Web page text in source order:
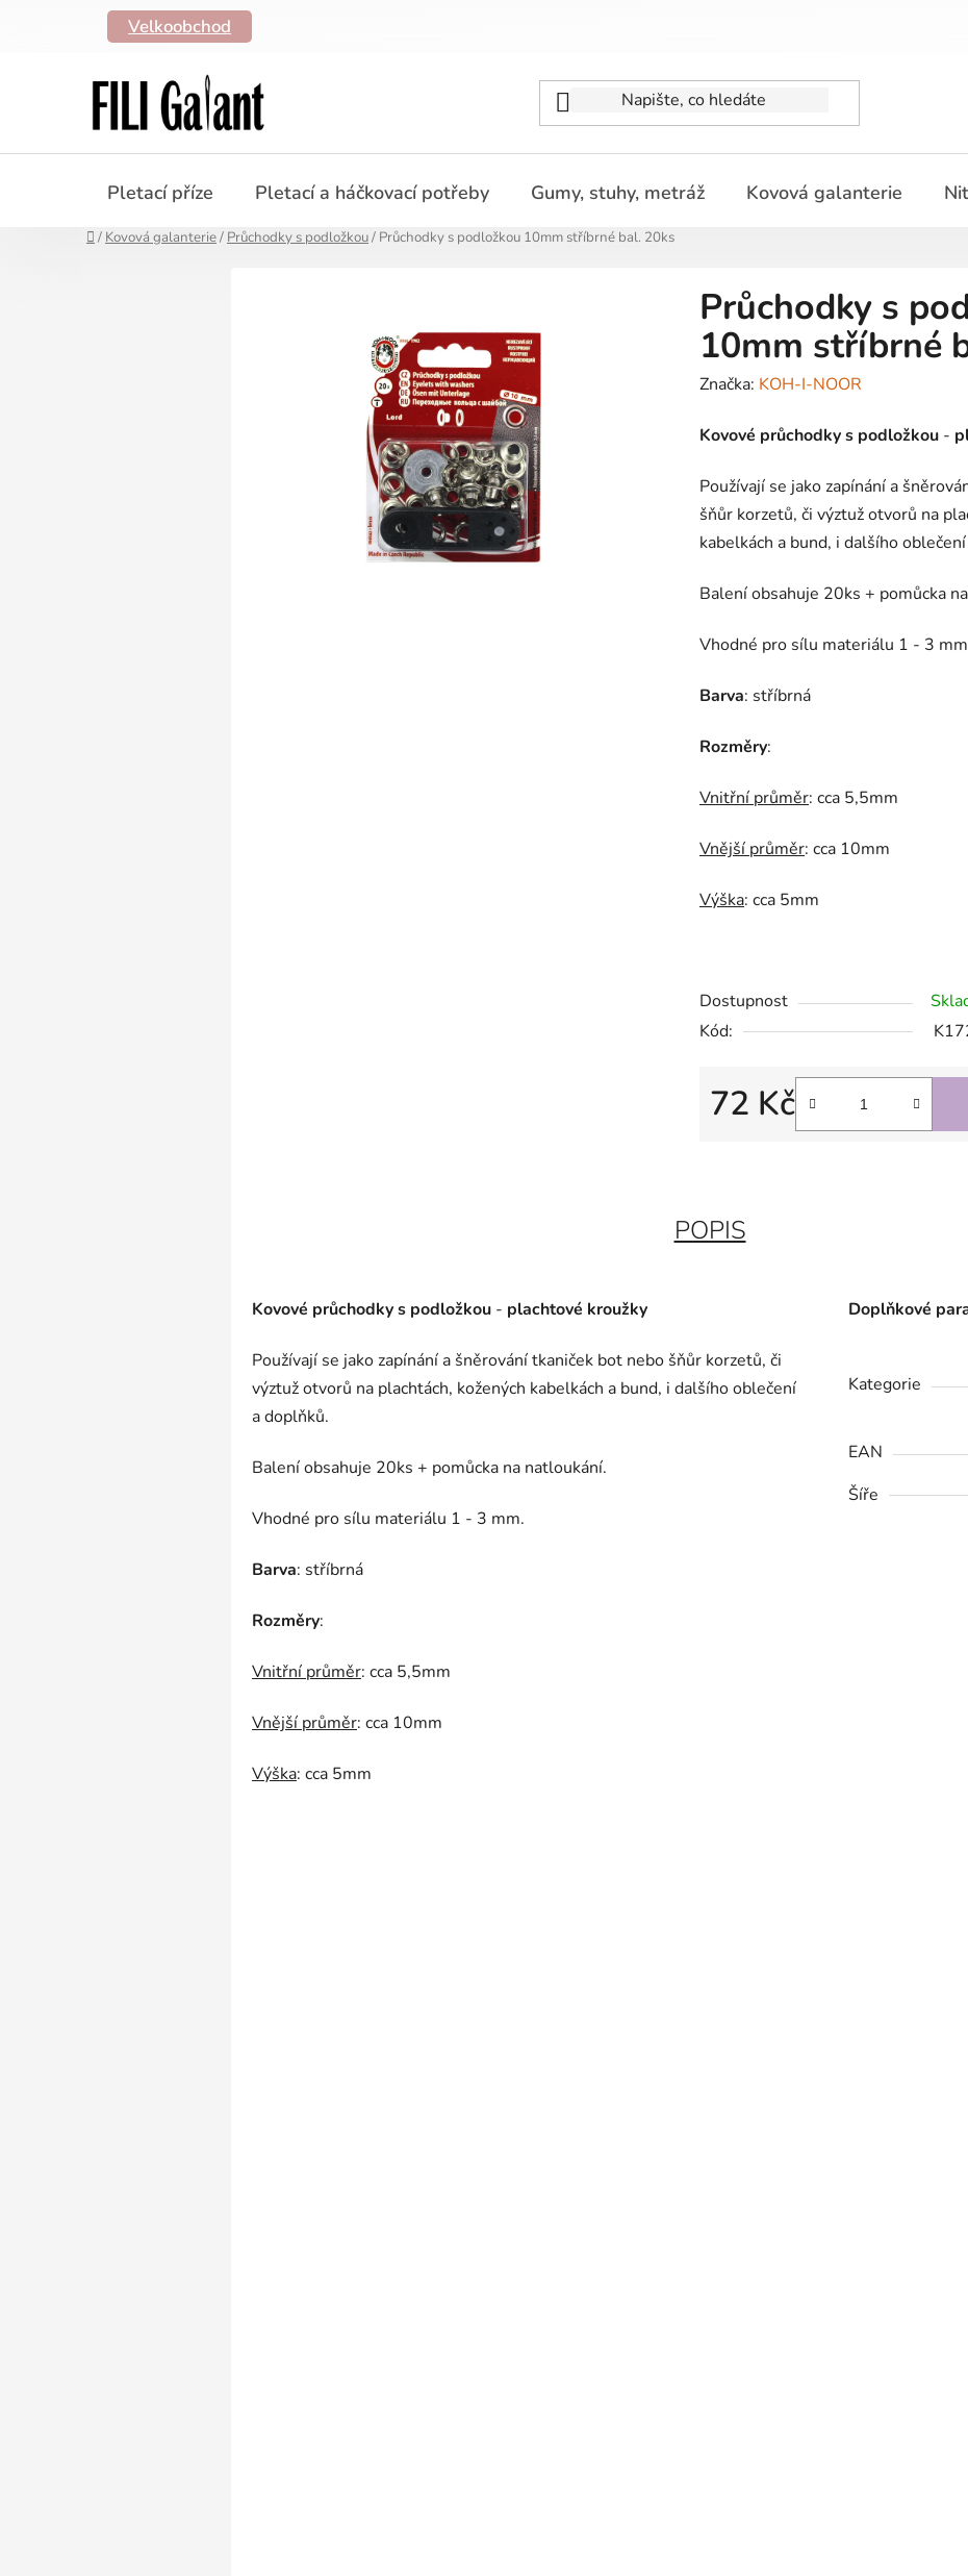
Velkoobchod
Pletací příze Pletací a háčkovací potřeby Gumy, stuhy, metráž Kovová galanterie
Domů
/ Kovová galanterie/ Průchodky s podložkou/ Průchodky s podložkou 10mm stříbrné bal. 20ks
Průchodky s
10mm stříbrné
Značka: KOH-I-NOOR
Kovové průchodky s podložkou -
Používají se jako zapínání a
šňůr korzetů, či výztuž otvorů na
kabelkách a bund, i dalšího
Balení obsahuje 20ks + pomůcka
Vhodné pro sílu materiálu 1 - 3
Barva: stříbrná
Rozměry:
Vnitřní průměr: cca 5,5mm
Vnější průměr: cca 10mm
Výška: cca 5mm
Dostupnost
Kód:
72 Kč
Měrná cena:
POPIS
Kovové průchodky s podložkou - plachtové kroužky
Používají se jako zapínání a šněrování tkaniček bot nebo šňůr korzetů, či
výztuž otvorů na plachtách, kožených kabelkách a bund, i dalšího oblečení
a doplňků.
Balení obsahuje 20ks + pomůcka na natloukání.
Vhodné pro sílu materiálu 1 - 3 mm.
Barva: stříbrná
Rozměry:
Vnitřní průměr: cca 5,5mm
Vnější průměr: cca 10mm
Výška: cca 5mm
Doplňkové
Kategorie
EAN
Šíře